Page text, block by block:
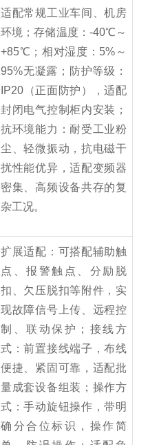
适配常规工业车间、机房
环境；存储温度：-40℃～
+85℃；相对湿度：5%～
95%无凝露；防护等级：
IP20（正面防护），适配
封闭电气控制柜内安装；
抗环境能力：耐受工业粉
尘、轻微振动，抗电磁干
扰性能优异，适配变频器
密集、高频设备共存的复
杂工况。
扩展适配：可搭配辅助触
点、报警触点、分励脱
扣、欠压脱扣等附件，实
现故障信号上传、远程控
制、联动保护；接线方
式：前置接线端子，布线
便捷、紧固可靠，适配批
量成套设备组装；操作方
式：手动旋钮操作，带明
确分合位标识，操作简